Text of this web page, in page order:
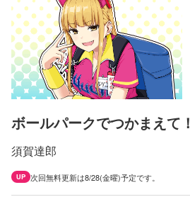
ボールパークでつかまえて！
須賀達郎
UP 次回無料更新は8/28(金曜)予定です。